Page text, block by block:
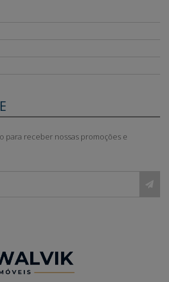
para receber nossas promoções e